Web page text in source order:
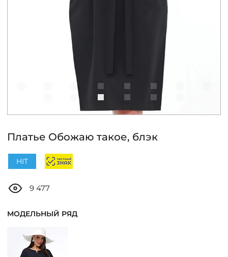
ЧАСТО ЗАДАВАЕМЫЕ ВОПРОСЫ
ОПТОВЫМ ПОКУПАТЕЛЯМ
РОЗНИЧНЫМ ПОКУПАТЕЛЯМ
МОСКВА
Платье Обожаю такое, блэк
HIT
9 477
МОДЕЛЬНЫЙ РЯД